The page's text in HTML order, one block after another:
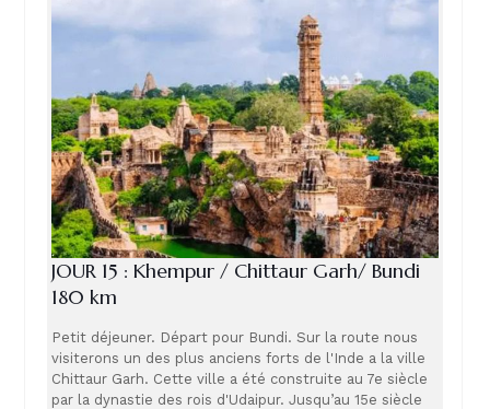
JOUR 15 : Khempur / Chittaur Garh/ Bundi
180 km
Petit déjeuner. Départ pour Bundi. Sur la route nous
visiterons un des plus anciens forts de l'Inde a la ville
Chittaur Garh. Cette ville a été construite au 7e siècle
par la dynastie des rois d'Udaipur. Jusqu’au 15e siècle